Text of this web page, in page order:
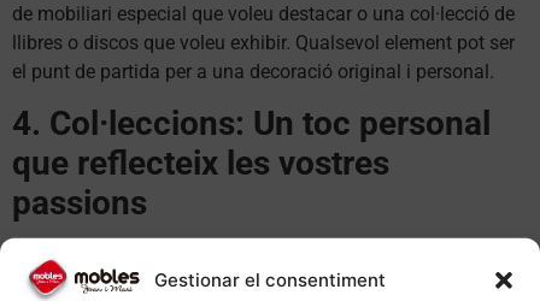
Gestionar el consentiment
de mobiliari especial que voleu destacar o una col·lecció de
llibres o discos que voleu exhibir. Qualsevol element pot ser
el punt de partida per a una decoració original i personal.
4. Col·leccions: Un toc personal
que reflecteix les vostres
passions
Si teniu una col·lecció, ja sigui de figures, de plaques de
cava, de fotos de viatges o d’altres objectes, aquesta pot ser